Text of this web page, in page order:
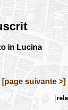
in Lucina
[page suivante >]